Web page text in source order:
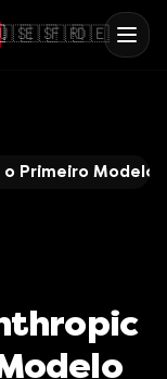
🇪🇸🇫🇷🇩🇪
Primeiro Modelo